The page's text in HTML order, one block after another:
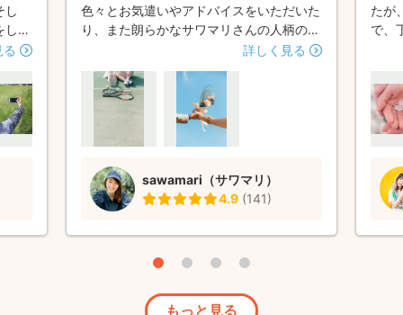
し
して
な雰
日
！
し
色々とお気遣いやアドバイスをいただいた
り、また朗らかなサワマリさんの人柄のお
かげで写真が苦手な私達でしたが終始リラ
とても素敵でお気に入りの写真がたくさん
できたので、是非またおねがいしたいです
詳しく見る
sawamari（サワマリ）
4.9 (141)
たが
で、
たお
大事
んに
もっと見る